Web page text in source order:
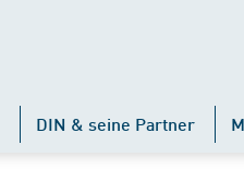
DIN & seine Partner